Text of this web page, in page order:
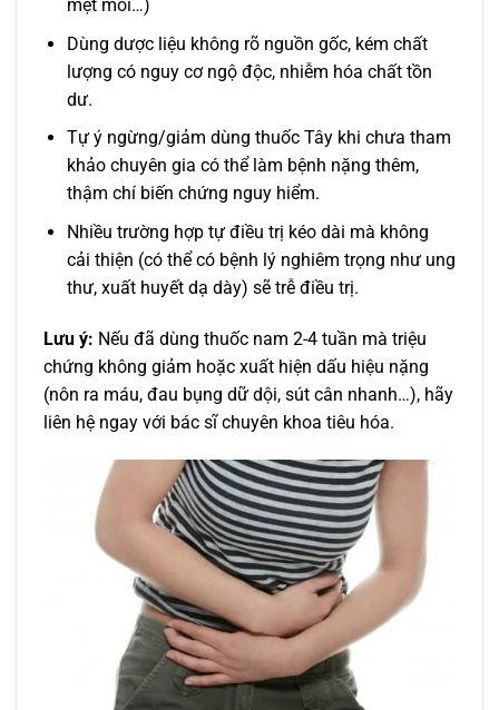
mệt mỏi…)
Dùng dược liệu không rõ nguồn gốc, kém chất
lượng có nguy cơ ngộ độc, nhiễm hóa chất tồn
dư.
Tự ý ngừng/giảm dùng thuốc Tây khi chưa tham
khảo chuyên gia có thể làm bệnh nặng thêm,
thậm chí biến chứng nguy hiểm.
Nhiều trường hợp tự điều trị kéo dài mà không
cải thiện (có thể có bệnh lý nghiêm trọng như ung
thư, xuất huyết dạ dày) sẽ trễ điều trị.
Lưu ý: Nếu đã dùng thuốc nam 2-4 tuần mà triệu
chứng không giảm hoặc xuất hiện dấu hiệu nặng
(nôn ra máu, đau bụng dữ dội, sút cân nhanh…), hãy
liên hệ ngay với bác sĩ chuyên khoa tiêu hóa.